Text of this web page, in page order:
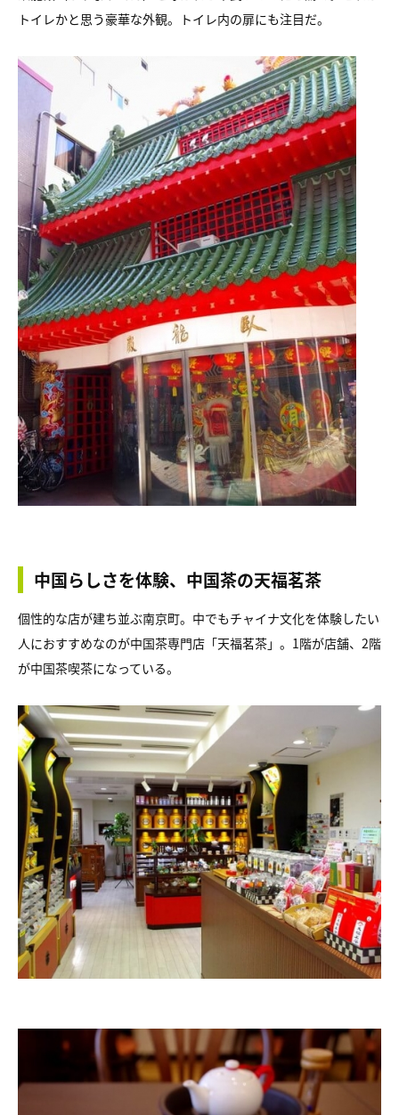
トイレかと思う豪華な外観。トイレ内の扉にも注目だ。
中国らしさを体験、中国茶の天福茗茶
個性的な店が建ち並ぶ南京町。中でもチャイナ文化を体験したい
人におすすめなのが中国茶専門店「天福茗茶」。1階が店舗、2階
が中国茶喫茶になっている。